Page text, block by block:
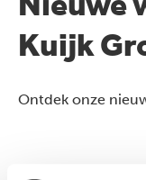
Kuijk
Ontdek onze